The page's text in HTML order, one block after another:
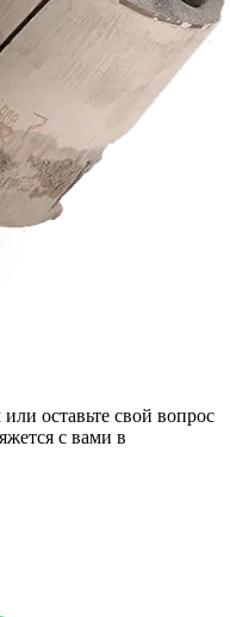
оставьте свой вопрос
с вами в